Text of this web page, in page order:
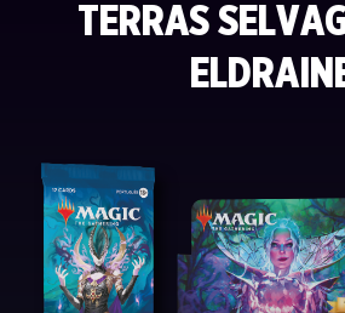
TERRAS